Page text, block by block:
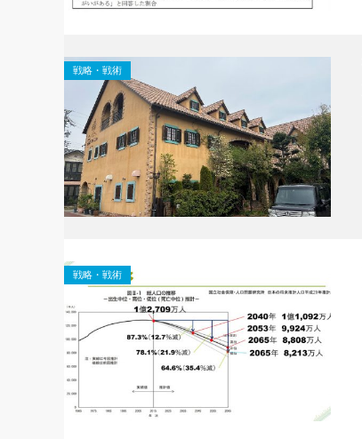
戦略・戦術
戦略・戦術